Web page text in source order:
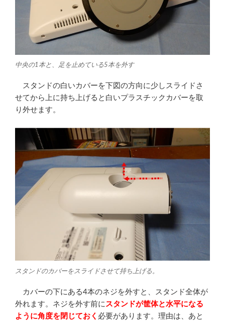
中央の1本と、足を止めている5本を外す
スタンドの白いカバーを下図の方向に少しスライドさ
せてから上に持ち上げると白いプラスチックカバーを取
り外せます。
スタンドのカバーをスライドさせて持ち上げる。
カバーの下にある4本のネジを外すと、スタンド全体が
外れます。ネジを外す前にスタンドが筐体と水平になる
ように角度を閉じておく 必要があります。理由は、あと